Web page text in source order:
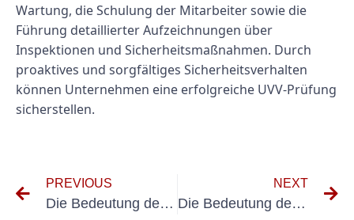
Wartung, die Schulung der Mitarbeiter sowie die
Führung detaillierter Aufzeichnungen über
Inspektionen und Sicherheitsmaßnahmen. Durch
proaktives und sorgfältiges Sicherheitsverhalten
können Unternehmen eine erfolgreiche UVV-Prüfung
sicherstellen.
PREVIOUS
Die Bedeutung der UVV-Prüfung für Sicherheit und Einhaltung von Tore
NEXT
Die Bedeutung der visuellen Inspektion elektrischer Geräte